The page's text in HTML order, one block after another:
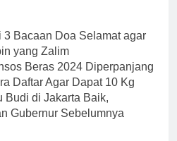
Bacaan Doa Selamat agar
yang Zalim
Beras 2024 Diperpanjang
Daftar Agar Dapat 10 Kg
Budi di Jakarta Baik,
Gubernur Sebelumnya